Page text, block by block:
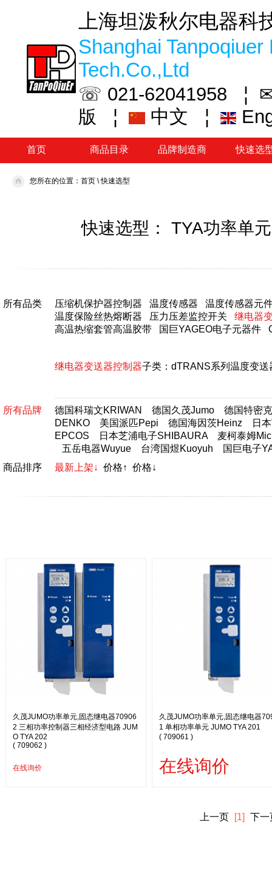
上海坦泼秋尔电器科
Shanghai
Tech.Co.,Ltd
☏ 021-62041958 ¦
版
¦ 中文 ¦
首页 商品目录 品牌制造商 快速选
您所在的位置： 首页 \快速选型
快速选型： TYA功率单
所有品类 压缩机保护器控制器 温度传感器
温度传感器元
温度保险丝热熔断器
压力压差监控开关
继电器
高温热缩套管高温胶带
国巨YAGEO电子元器件
继电器变送器控制器子类： dTRANS系列温度变送
所有品牌 德国科瑞文KRIWAN 德国久茂Jumo
德国特密
DENKO
美国派匹Pepi 德国海因茨Heinz
日
EPCOS
日本芝浦电子SHIBAURA
麦柯泰姆
五岳电器Wuyue
台湾国煜Kuoyuh
国巨电子
商品排序
最新上架↓ 价格↑ 价格↓
久茂JUMO功率单元,固态继电器70906
2 三相功率控制器三相经济型电路 JUM
O TYA 202
( 709062 )
在线询价
久茂JUMO功率单元,固态继电器
1 单相功率单元 JUMO TYA 201
( 709061 )
在线询价
上一页 [1] 下一